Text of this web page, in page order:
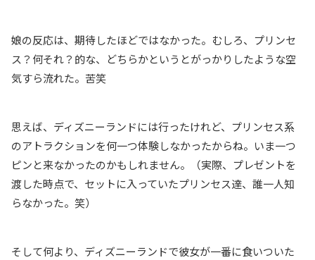
娘の反応は、期待したほどではなかった。むしろ、プリンセ
ス？何それ？的な、どちらかというとがっかりしたような空
気すら流れた。苦笑
思えば、ディズニーランドには行ったけれど、プリンセス系
のアトラクションを何一つ体験しなかったからね。いま一つ
ピンと来なかったのかもしれません。（実際、プレゼントを
渡した時点で、セットに入っていたプリンセス達、誰一人知
らなかった。笑）
そして何より、ディズニーランドで彼女が一番に食いついた